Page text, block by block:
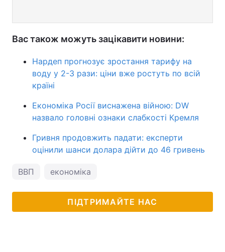
Вас також можуть зацікавити новини:
Нардеп прогнозує зростання тарифу на
воду у 2-3 рази: ціни вже ростуть по всій
країні
Економіка Росії виснажена війною: DW
назвало головні ознаки слабкості Кремля
Гривня продовжить падати: експерти
оцінили шанси долара дійти до 46 гривень
ВВП економіка
ПІДТРИМАЙТЕ НАС